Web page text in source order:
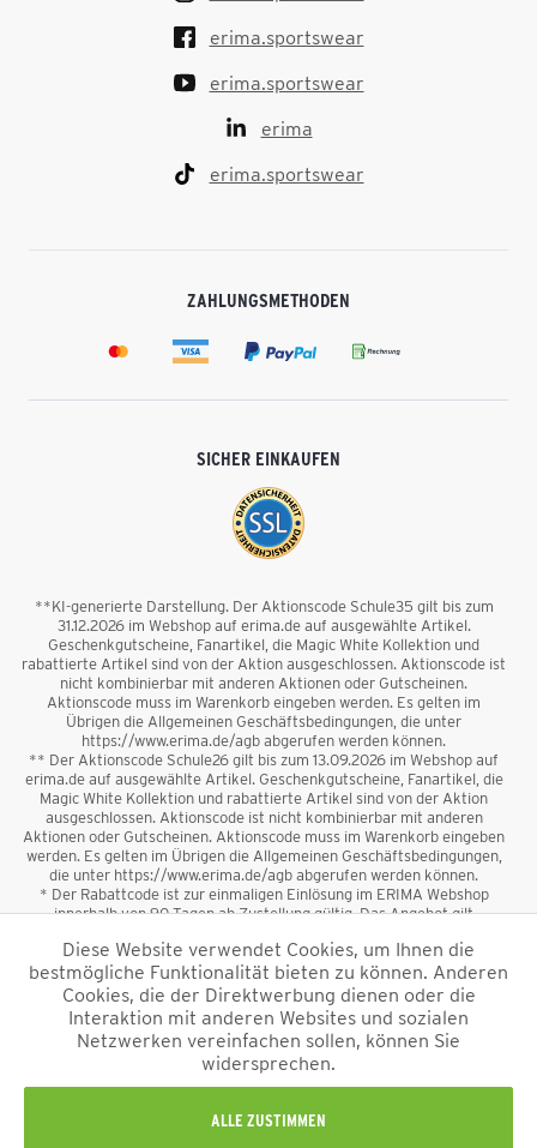
erima.sportswear
erima.sportswear
erima
erima.sportswear
ZAHLUNGSMETHODEN
SICHER EINKAUFEN
**KI-generierte Darstellung. Der Aktionscode Schule35 gilt bis zum
31.12.2026 im Webshop auf erima.de auf ausgewählte Artikel.
Geschenkgutscheine, Fanartikel, die Magic White Kollektion und
rabattierte Artikel sind von der Aktion ausgeschlossen. Aktionscode ist
nicht kombinierbar mit anderen Aktionen oder Gutscheinen.
Aktionscode muss im Warenkorb eingeben werden. Es gelten im
Übrigen die Allgemeinen Geschäftsbedingungen, die unter
https://www.erima.de/agb abgerufen werden können.
** Der Aktionscode Schule26 gilt bis zum 13.09.2026 im Webshop auf
erima.de auf ausgewählte Artikel. Geschenkgutscheine, Fanartikel, die
Magic White Kollektion und rabattierte Artikel sind von der Aktion
ausgeschlossen. Aktionscode ist nicht kombinierbar mit anderen
Aktionen oder Gutscheinen. Aktionscode muss im Warenkorb eingeben
werden. Es gelten im Übrigen die Allgemeinen Geschäftsbedingungen,
die unter https://www.erima.de/agb abgerufen werden können.
* Der Rabattcode ist zur einmaligen Einlösung im ERIMA Webshop
innerhalb von 90 Tagen ab Zustellung gültig. Das Angebot gilt
sowie Geschenkgutscheine sind vom Rabatt ausgeschlossen. Der
Rabattcode ist nicht mit anderen Aktionen oder Gutscheinen
kombinierbar. Der Mindestbestellwert beträgt 50 €
*Alle Preise verstehen sich inkl. Mehrwertsteuer und zzgl.
und ggf. Nachnahmegebühren, wenn nicht anders
beschrieben.
Diese Website verwendet Cookies, um Ihnen die
bestmögliche Funktionalität bieten zu können. Anderen
Cookies, die der Direktwerbung dienen oder die
Interaktion mit anderen Websites und sozialen
Netzwerken vereinfachen sollen, können Sie
widersprechen.